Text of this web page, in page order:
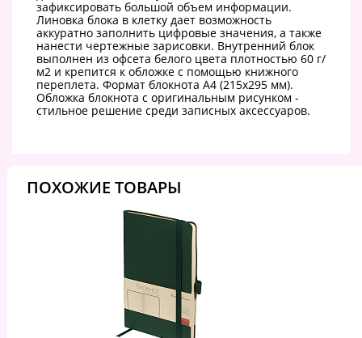
зафиксировать большой объем информации.
Линовка блока в клетку дает возможность
аккуратно заполнить цифровые значения, а также
нанести чертежные зарисовки. Внутренний блок
выполнен из офсета белого цвета плотностью 60 г/
м2 и крепится к обложке с помощью книжного
переплета. Формат блокнота А4 (215х295 мм).
Обложка блокнота с оригинальным рисунком -
стильное решение среди записных аксессуаров.
ПОХОЖИЕ ТОВАРЫ